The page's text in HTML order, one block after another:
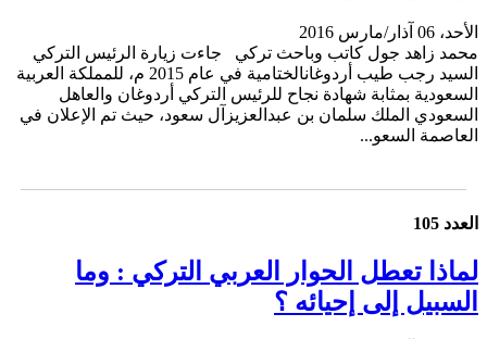
الأحد، 06 آذار/مارس 2016
محمد زاهد جول كاتب وباحث تركي جاءت زيارة الرئيس التركي
السيد رجب طيب أردوغانالختامية في عام 2015 م، للمملكة العربية
السعودية بمثابة شهادة نجاح للرئيس التركي أردوغان والعاهل
السعودي الملك سلمان بن عبدالعزيزآل سعود، حيث تم الإعلان في
العاصمة السعو...
العدد 105
لماذا تعطل الحوار العربي التركي : وما
السبيل إلى إحيائه ؟